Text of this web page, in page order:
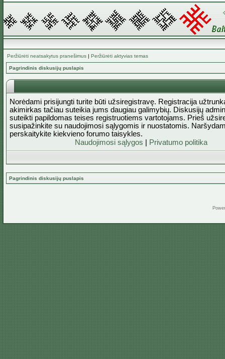
Peržiūrėti neatsakytus pranešimus | Peržiūrėti aktyvias temas
Pagrindinis diskusijų puslapis
Norėdami prisijungti turite būti užsiregistravę. Registracija
akimirkas tačiau suteikia jums daugiau galimybių. Diskusijų
suteikti papildomas teises registruotiems vartotojams. Prieš
susipažinkite su naudojimosi sąlygomis ir nuostatomis.
perskaitykite kiekvieno forumo taisykles.
Naudojimosi sąlygos
Privatumo politika
Pagrindinis diskusijų puslapis